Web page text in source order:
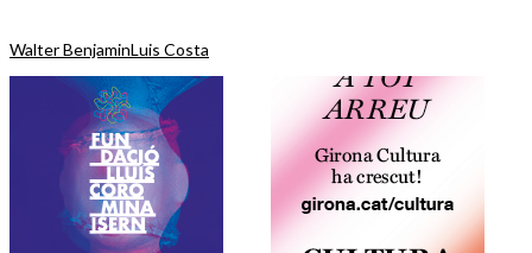
Walter BenjaminLuis Costa